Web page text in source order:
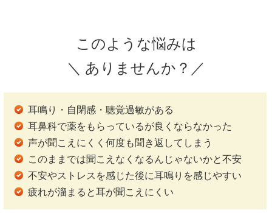
このような悩みは
＼ ありませんか？／
耳鳴り・自閉感・聴覚過敏がある
耳鼻科で薬をもらっているが良くならなかった
声が聞こえにくく何度も聞き返してしまう
このままでは聞こえなくなるんじゃないかと不安
不安やストレスを感じた後に耳鳴りを感じやすい
疲れが溜まると耳が聞こえにくい